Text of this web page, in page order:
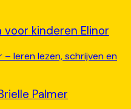
kinderen Elinor
Palmer